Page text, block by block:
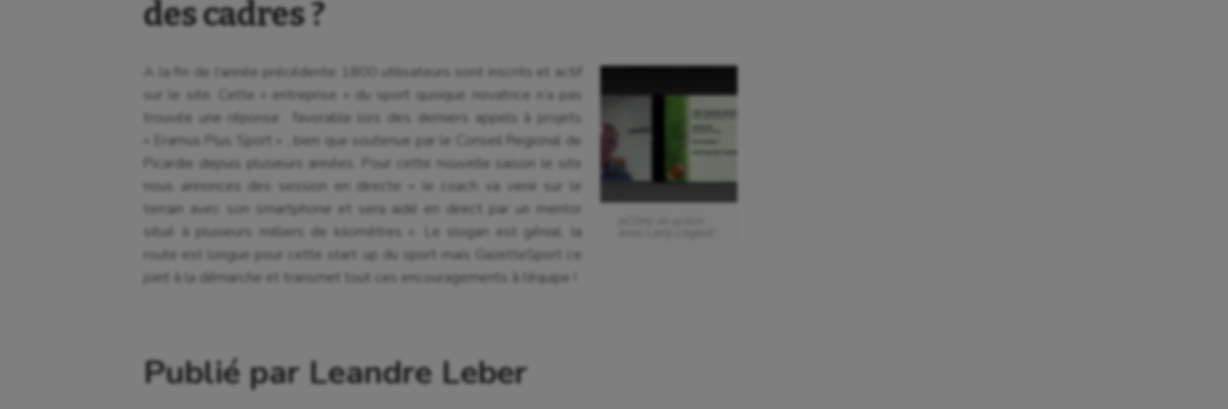
des cadres ?
A la fin de l’année précédente 1800 utilisateurs sont inscrits et actif
sur le site. Cette « entreprise » du sport quoique novatrice n’a pas
trouvée une réponse favorable lors des derniers appels à projets
« Eramus Plus Sport » , bien que soutenue par le Conseil Regional de
Picardie depuis plusieurs années. Pour cette nouvelle saison le site
nous annonces des session en directe « le coach va venir sur le
terrain avec son smartphone et sera aidé en direct par un mentor
situé à plusieurs milliers de kilomètres ». Le slogan est génial, la
route est longue pour cette start up du sport mais GazetteSport ce
joint à la démarche et transmet tout ces encouragements à l’équipe !
Publié par Leandre Leber